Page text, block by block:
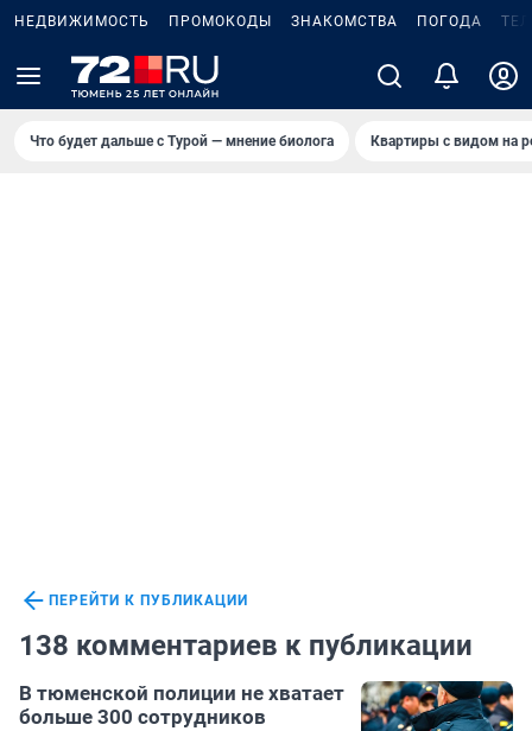
НЕДВИЖИМОСТЬ ПРОМОКОДЫ ЗНАКОМСТВА ПОГОДА
Что будет дальше с Турой — мнение биолога Квартиры с видом на
ПЕРЕЙТИ К ПУБЛИКАЦИИ
138 комментариев к публикации
В тюменской полиции не хватает
больше 300 сотрудников